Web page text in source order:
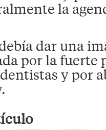
la
dar una
por la fuerte
y por